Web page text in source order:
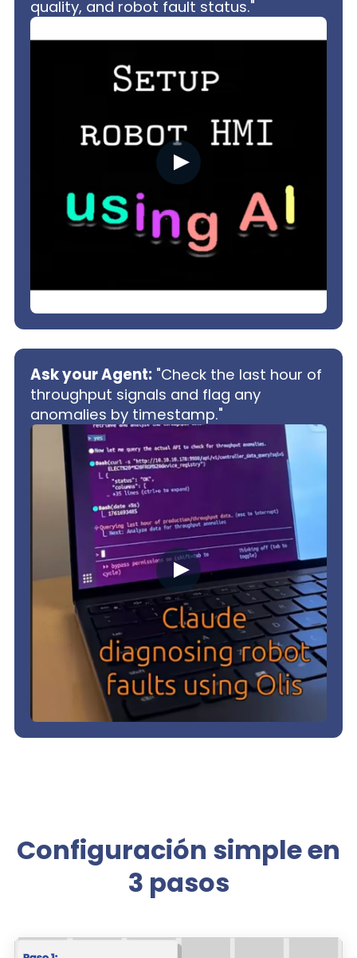
quality, and robot fault status."
Ask your Agent:"Check the last hour of
throughput signals and flag any
anomalies by timestamp."
Configuración simple en
3 pasos